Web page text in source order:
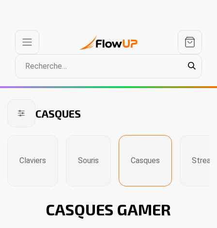
CASQUES
Claviers Souris Casques
CASQUES GAMER